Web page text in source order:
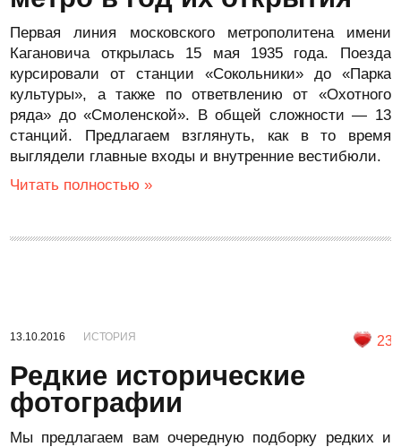
Первая линия московского метрополитена имени
Кагановича открылась 15 мая 1935 года. Поезда
курсировали от станции «Сокольники» до «Парка
культуры», а также по ответвлению от «Охотного
ряда» до «Смоленской». В общей сложности — 13
станций. Предлагаем взглянуть, как в то время
выглядели главные входы и внутренние вестибюли.
Читать полностью »
13.10.2016 ИСТОРИЯ 23
Редкие исторические
фотографии
Мы предлагаем вам очередную подборку редких и